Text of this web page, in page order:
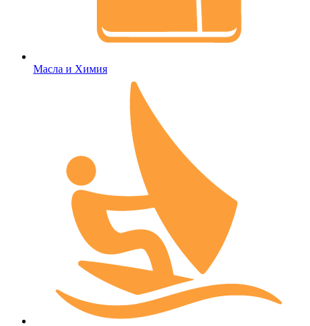
Масла и Химия